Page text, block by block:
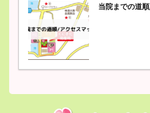
当院までの道